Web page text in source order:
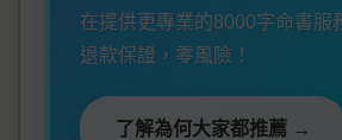
在提供更專業的8000字命書服
退款保證，零風險！
了解為何大家都推薦 →